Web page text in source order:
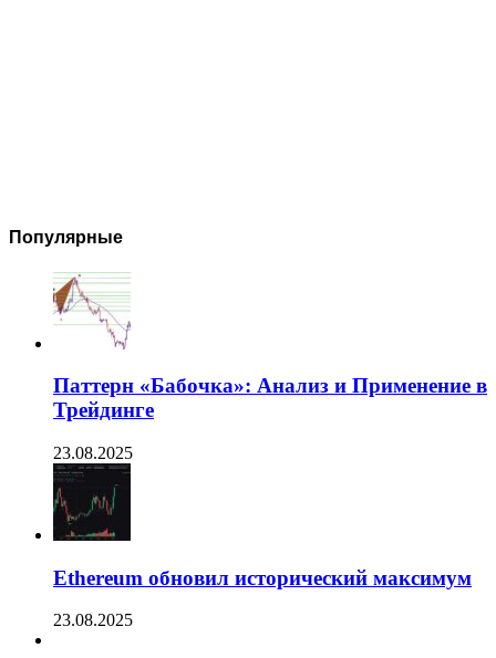
Популярные
Паттерн «Бабочка»: Анализ и Применение в
Трейдинге
23.08.2025
Ethereum обновил исторический максимум
23.08.2025